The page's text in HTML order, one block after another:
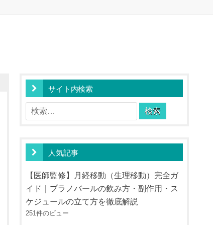
サイト内検索
検
索:
人気記事
【医師監修】月経移動（生理移動）完全ガ
イド｜プラノバールの飲み方・副作用・ス
ケジュールの立て方を徹底解説
251件のビュー